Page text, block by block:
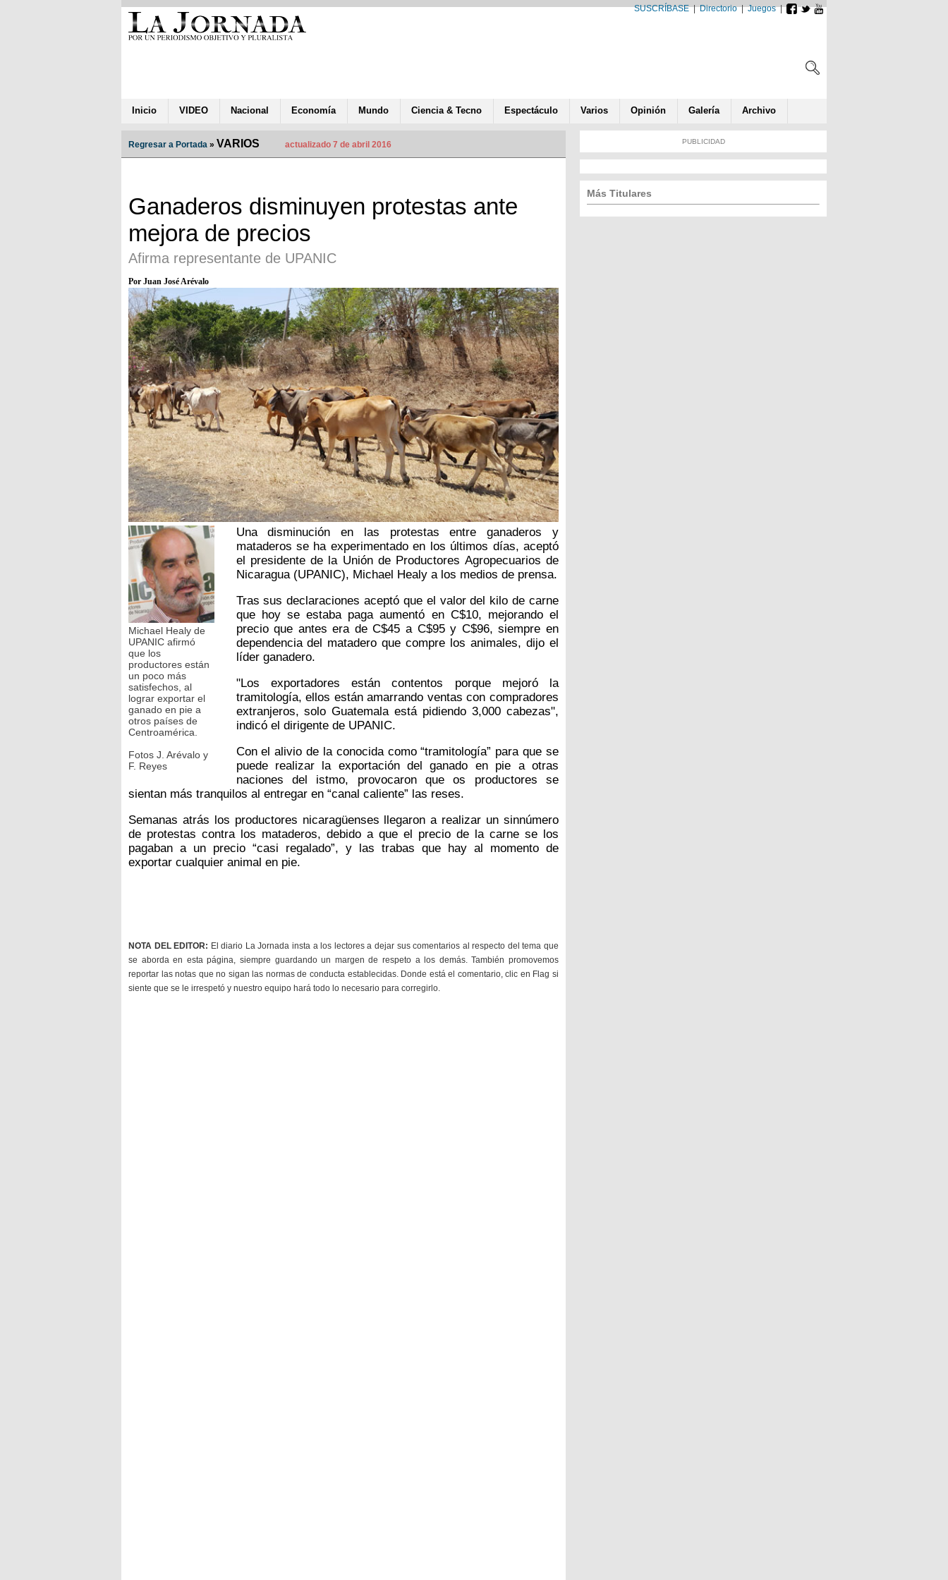
SUSCRÍBASE|Directorio|Juegos|
Inicio VIDEO Nacional Economía Mundo Ciencia & Tecno Espectáculo Varios Opinión Galería Archivo
Regresar a Portada » VARIOS actualizado 7 de abril 2016
Ganaderos disminuyen protestas ante
mejora de precios
Afirma representante de UPANIC
Por Juan José Arévalo
Michael Healy de
UPANIC afirmó
que los
productores están
un poco más
satisfechos, al
lograr exportar el
ganado en pie a
otros países de
Centroamérica.
Fotos J. Arévalo y
F. Reyes
Una disminución en las protestas entre ganaderos y
mataderos se ha experimentado en los últimos días, aceptó
el presidente de la Unión de Productores Agropecuarios de
Nicaragua (UPANIC), Michael Healy a los medios de prensa.
Tras sus declaraciones aceptó que el valor del kilo de carne
que hoy se estaba paga aumentó en C$10, mejorando el
precio que antes era de C$45 a C$95 y C$96, siempre en
dependencia del matadero que compre los animales, dijo el
líder ganadero.
"Los exportadores están contentos porque mejoró la
tramitología, ellos están amarrando ventas con compradores
extranjeros, solo Guatemala está pidiendo 3,000 cabezas",
indicó el dirigente de UPANIC.
Con el alivio de la conocida como “tramitología” para que se
puede realizar la exportación del ganado en pie a otras
naciones del istmo, provocaron que os productores se
sientan más tranquilos al entregar en “canal caliente” las reses.
Semanas atrás los productores nicaragüenses llegaron a realizar un sinnúmero
de protestas contra los mataderos, debido a que el precio de la carne se los
pagaban a un precio “casi regalado”, y las trabas que hay al momento de
exportar cualquier animal en pie.
NOTA DEL EDITOR: El diario La Jornada insta a los lectores a dejar sus comentarios al respecto del tema que
se aborda en esta página, siempre guardando un margen de respeto a los demás. También promovemos
reportar las notas que no sigan las normas de conducta establecidas. Donde está el comentario, clic en Flag si
siente que se le irrespetó y nuestro equipo hará todo lo necesario para corregirlo.
PUBLICIDAD
Más Titulares